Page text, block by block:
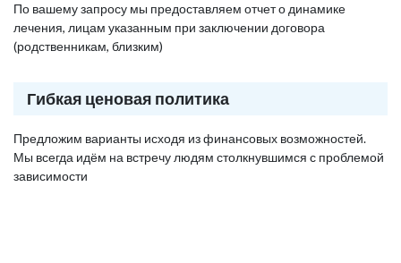
По вашему запросу мы предоставляем отчет о динамике
лечения, лицам указанным при заключении договора
(родственникам, близким)
Гибкая ценовая политика
Предложим варианты исходя из финансовых возможностей.
Мы всегда идём на встречу людям столкнувшимся с проблемой
зависимости